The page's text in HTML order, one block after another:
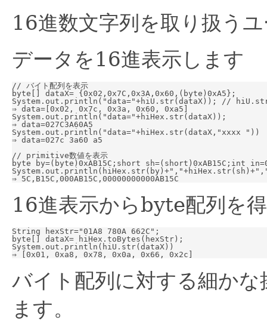
16進数文字列を取り扱う
データを16進表示します
// バイト配列を表示
byte[] dataX= {0x02,0x7C,0x3A,0x60,(byte)0xA5};
System.out.println("data="+hiU.str(dataX)); // hiU.str
⇒ data=[0x02, 0x7c, 0x3a, 0x60, 0xa5]
System.out.println("data="+hiHex.str(dataX));
⇒ data=027C3A60A5
System.out.println("data="+hiHex.str(dataX,"xxxx "))
⇒ data=027c 3a60 a5
// primitive数値を表示
byte by=(byte)0xAB15C;short sh=(short)0xAB15C;int
16進表示からbyte配列を
String hexStr="01A8 780A 662C";
byte[] dataX= hiHex.toBytes(hexStr);
System.out.println(hiU.str(dataX))
バイト配列に対する細かな
ます。